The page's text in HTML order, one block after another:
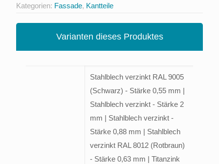
Menge
Kategorien: Fassade, Kantteile
Varianten dieses Produktes
Stahlblech verzinkt RAL 9005
(Schwarz) - Stärke 0,55 mm |
Stahlblech verzinkt - Stärke 2
mm | Stahlblech verzinkt -
Stärke 0,88 mm | Stahlblech
verzinkt RAL 8012 (Rotbraun)
- Stärke 0,63 mm | Titanzink